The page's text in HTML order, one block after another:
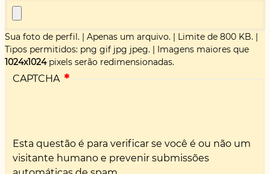
Sua foto de perfil. | Apenas um arquivo. | Limite de 800 KB. |
Tipos permitidos: png gif jpg jpeg. | Imagens maiores que
1024x1024pixels serão redimensionadas.
CAPTCHA
Esta questão é para verificar se você é ou não um
visitante humano e prevenir submissões